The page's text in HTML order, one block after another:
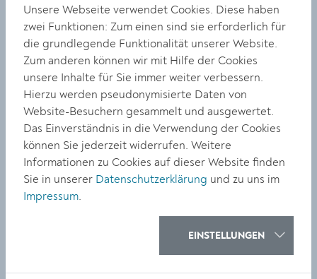
Lust auf eine
Schnupperstunde?
Nehmen Sie Kontakt auf:
Buhr Veronika
veronika_buhr@hotmail.com
Hofstätter Sophie
0676/66 199 02
stoeger.sophie@gmail.com
manuela.steindl@gmx.at
Unsere Webseite verwendet Cookies. Diese haben
zwei Funktionen: Zum einen sind sie erforderlich für
die grundlegende Funktionalität unserer Website.
Zum anderen können wir mit Hilfe der Cookies
unsere Inhalte für Sie immer weiter verbessern.
Hierzu werden pseudonymisierte Daten von
Website-Besuchern gesammelt und ausgewertet.
Das Einverständnis in die Verwendung der Cookies
können Sie jederzeit widerrufen. Weitere
Informationen zu Cookies auf dieser Website finden
Sie in unserer Datenschutzerklärung und zu uns im
Impressum.
EINSTELLUNGEN